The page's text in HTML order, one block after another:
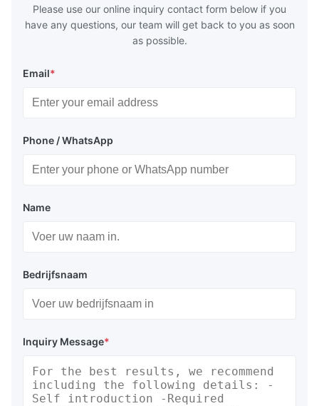
Please use our online inquiry contact form below if you
have any questions, our team will get back to you as soon
as possible.
Email*
Phone / WhatsApp
Name
Bedrijfsnaam
Inquiry Message*